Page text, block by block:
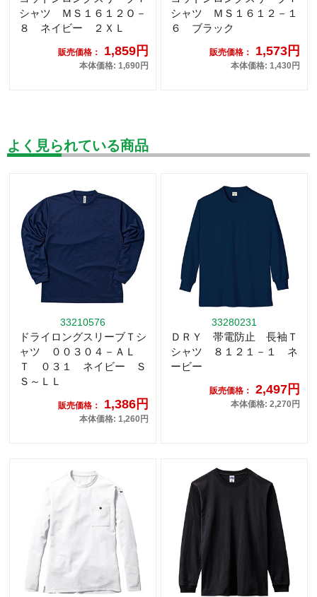
シャツ ＭＳ１６１２Ｏ－
８ ネイビー ２ＸＬ
販売価格： 1,859円
本体価格: 1,690円
シャツ ＭＳ１６１２－１
６ ブラック
販売価格： 1,573円
本体価格: 1,430円
よく見られている商品
33210576
ドライロングスリーブＴシ
ャツ ００３０４－ＡＬ
Ｔ ０３１ ネイビー Ｓ
Ｓ～ＬＬ
販売価格： 1,386円
本体価格: 1,260円
33280231
ＤＲＹ 帯電防止 長袖Ｔ
シャツ ８１２１－１ ネ
ービー
販売価格： 2,497円
本体価格: 2,270円